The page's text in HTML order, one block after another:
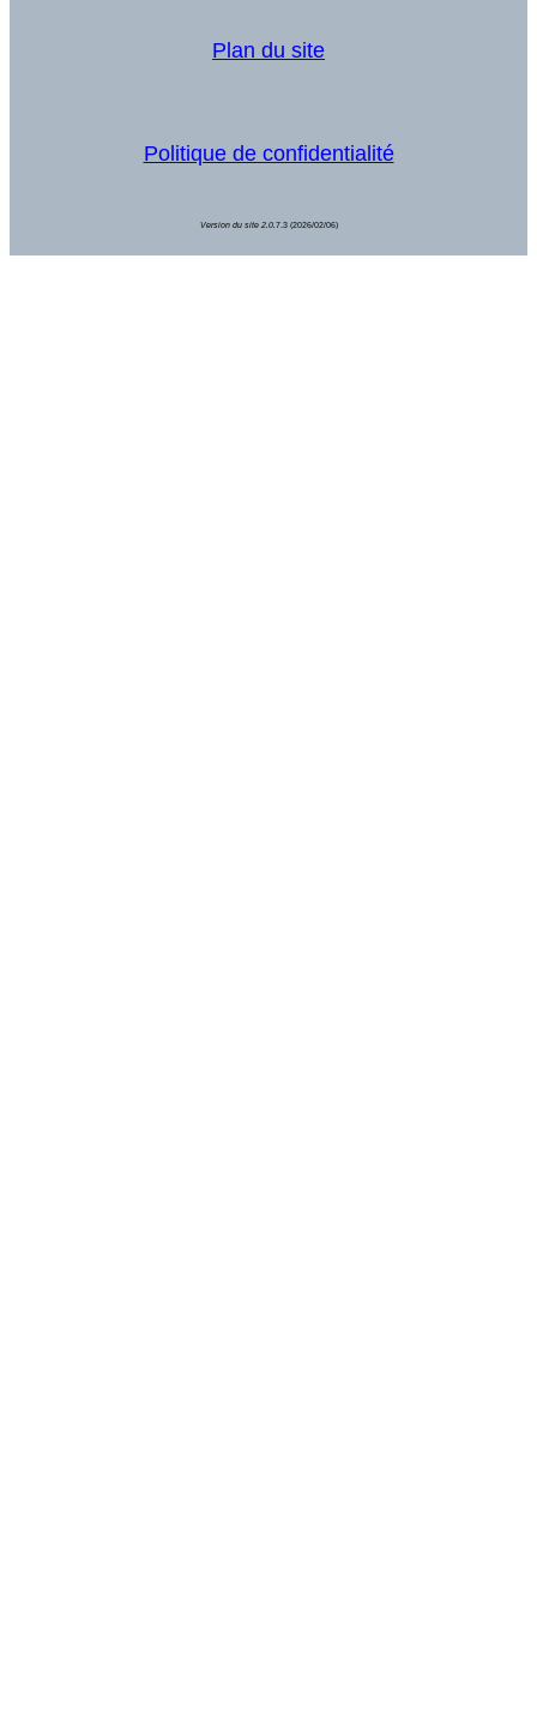
Plan du site
Politique de confidentialité
Version du site 2.0. 7.3 (2026/02/06)